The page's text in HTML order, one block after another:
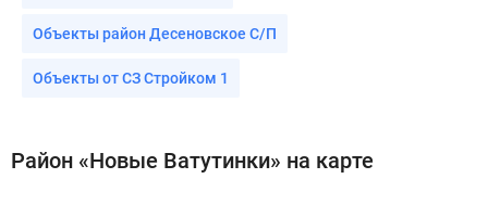
Объекты район Десеновское С/П
Объекты от СЗ Стройком 1
Район «Новые Ватутинки» на карте